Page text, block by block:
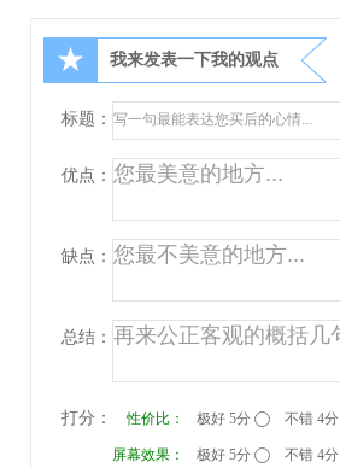
★ 我来发表一下我的观点
标题：
优点：
缺点：
总结：
打分： 性价比： 极好 5分 不错 4分
屏幕效果： 极好 5分 不错 4分